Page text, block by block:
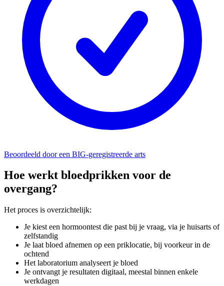
Beoordeeld door een BIG-geregistreerde arts
Hoe werkt bloedprikken voor de
overgang?
Het proces is overzichtelijk:
Je kiest een hormoontest die past bij je vraag, via je huisarts of
zelfstandig
Je laat bloed afnemen op een priklocatie, bij voorkeur in de
ochtend
Het laboratorium analyseert je bloed
Je ontvangt je resultaten digitaal, meestal binnen enkele
werkdagen